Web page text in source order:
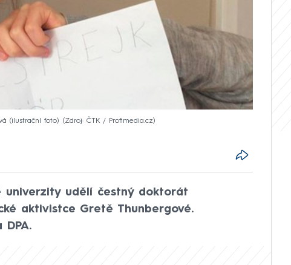
(ilustrační foto) Zdroj: ČTK / Profimedia.cz
univerzity udělí čestný doktorát
aktivistce Gretě Thunbergové.